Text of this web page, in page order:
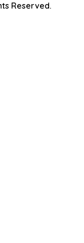
Reserved.